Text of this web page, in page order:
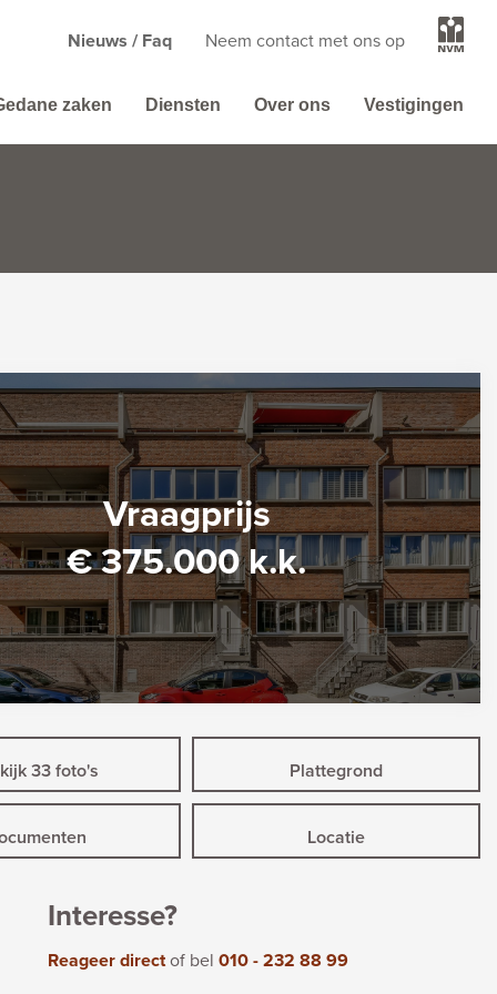
Nieuws / Faq Neem contact met ons op
zaken Diensten Over ons Vestigingen
Vraagprijs
€ 375.000 k.k.
33 foto's Plattegrond
Locatie
Interesse?
Reageer directof bel 010 - 232 88 99